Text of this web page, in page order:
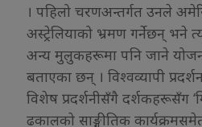
। पहिलो चरणअन्तर्गत उनले
अस्ट्रेलियाको भ्रमण गर्नेछन् भने
अन्य मुलुकहरूमा पनि जाने
बताएका छन् । विश्वव्यापी
विशेष प्रदर्शनीसँगै दर्शकहरूसँग
ढकालको साङ्गीतिक